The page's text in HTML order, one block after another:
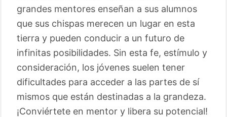
grandes mentores enseñan a sus alumnos
que sus chispas merecen un lugar en esta
tierra y pueden conducir a un futuro de
infinitas posibilidades. Sin esta fe, estímulo y
consideración, los jóvenes suelen tener
dificultades para acceder a las partes de sí
mismos que están destinadas a la grandeza.
¡Conviértete en mentor y libera su potencial!